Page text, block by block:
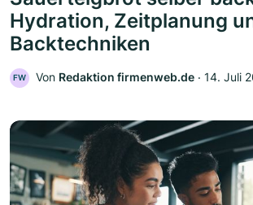
Hydration, Zeitplanung
Backtechniken
FW Von Redaktion firmenweb.de ‧ 14. Juli